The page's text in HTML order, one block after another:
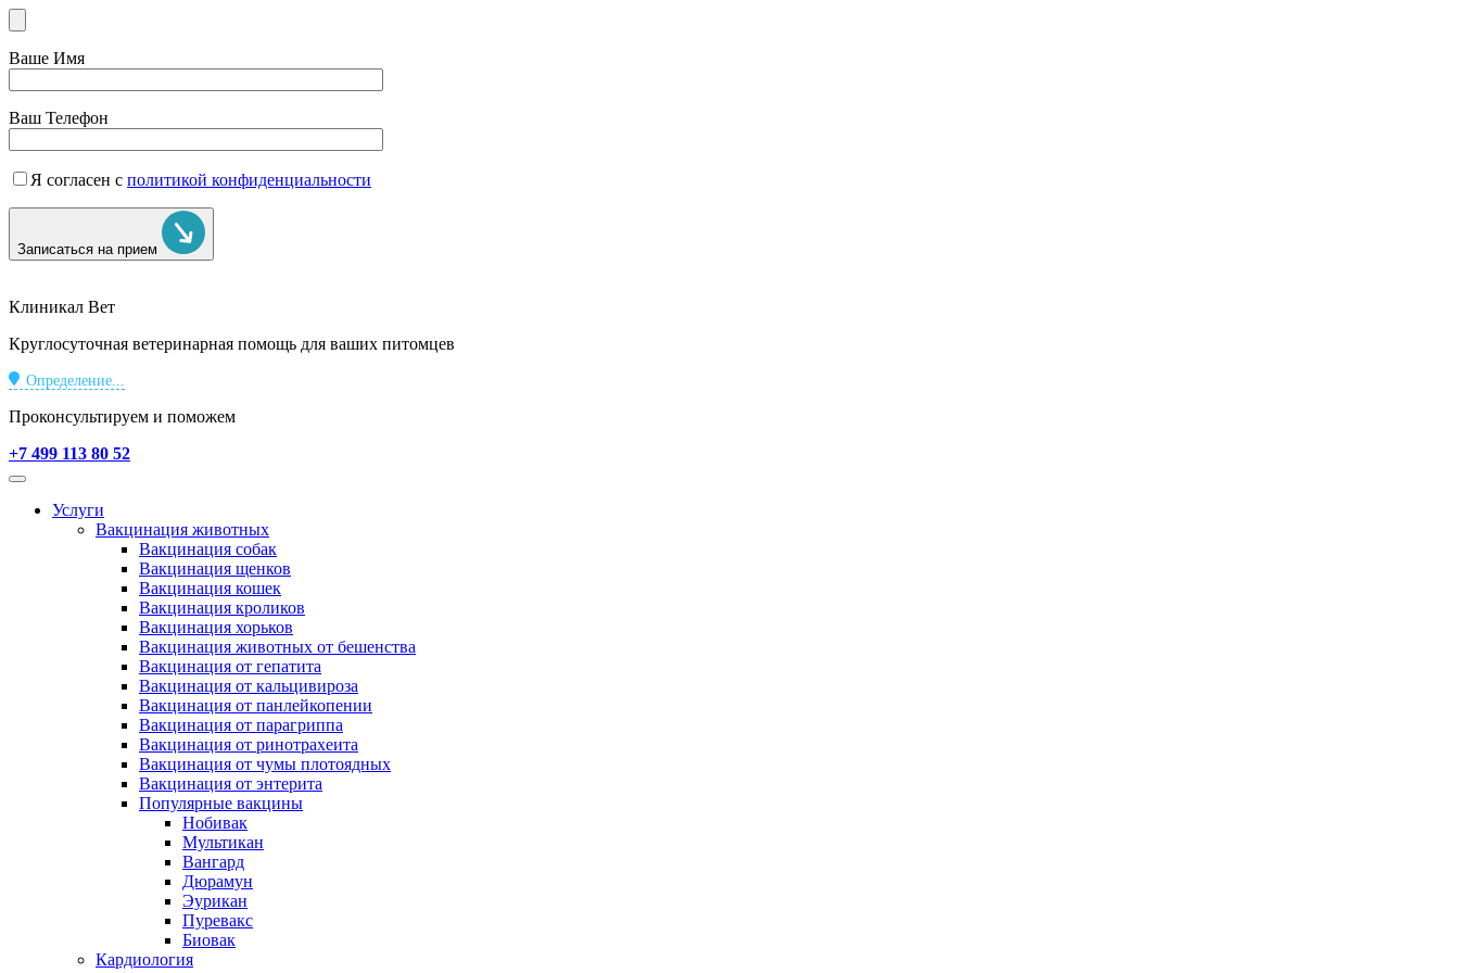
Ваше Имя
Ваш Телефон
Я согласен с политикой конфиденциальности
Записаться на прием
Клиникал Вет
Круглосуточная ветеринарная помощь для ваших питомцев
Определение...
Проконсультируем и поможем
+7 499 113 80 52
Услуги
Вакцинация животных
Вакцинация собак
Вакцинация щенков
Вакцинация кошек
Вакцинация кроликов
Вакцинация хорьков
Вакцинация животных от бешенства
Вакцинация от гепатита
Вакцинация от кальцивироза
Вакцинация от панлейкопении
Вакцинация от парагриппа
Вакцинация от ринотрахеита
Вакцинация от чумы плотоядных
Вакцинация от энтерита
Популярные вакцины
Нобивак
Мультикан
Вангард
Дюрамун
Эурикан
Пуревакс
Биовак
Кардиология